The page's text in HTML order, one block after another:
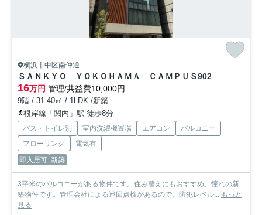
横浜市中区南仲通
ＳＡＮＫＹＯ ＹＯＫＯＨＡＭＡ ＣＡＭＰＵＳ902
16万円 管理/共益費10,000円
9階 / 31.40㎡ / 1LDK /新築
根岸線「関内」駅 徒歩8分
バス・トイレ別 室内洗濯機置場 エアコン
バルコニー
フローリング
電気有
即入居可 新築
3平米のバルコニーがある物件です。住み替えにもおすすめ、憧れの新
築物件です。管理会社による巡回点検があるので、防犯レベル... もっと
見る